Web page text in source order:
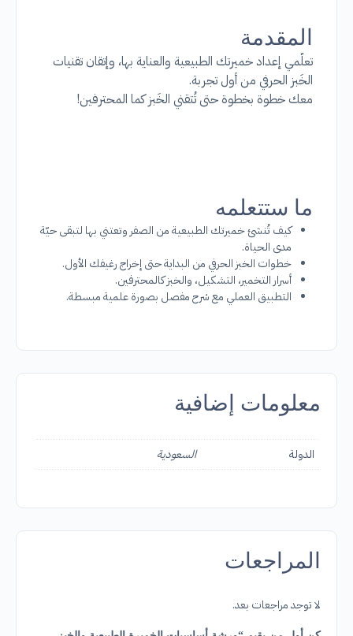
‏المقدمة
تعلّمي إعداد خميرتك الطبيعية والعناية بها، وإتقان تقنيات
الخَبز الحرفي من أول تجربة.
معك خطوة بخطوة حتى تُتقني الخَبز كما المحترفين!
‏ما ستتعلمه
كيف تُنشئ خميرتك الطبيعية من الصفر وتعتني بها لتبقى حيّة
مدى الحياة.
خطوات الخبز الحرفي من البداية حتى إخراج رغيفك الأول.
أسرار التخمير، التشكيل، والخبز كالمحترفين.
التطبيق العملي مع شرح مفصل بصورة علمية مبسطة.
معلومات إضافية
الدولة السعودية
المراجعات
لا توجد مراجعات بعد.